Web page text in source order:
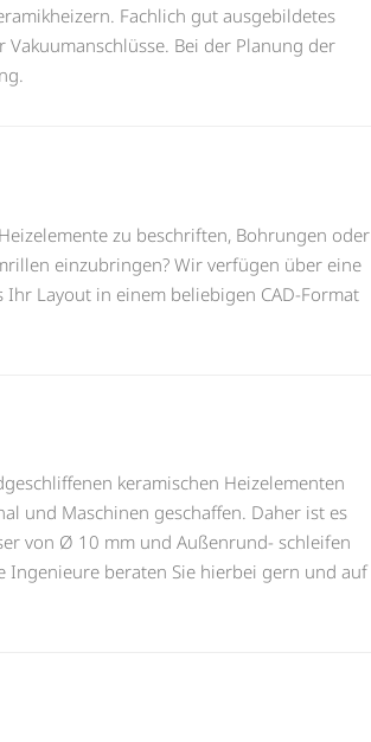
Fachlich gut ausgebildetes
Bei der Planung der
zu beschriften, Bohrungen oder
einzubringen? Wir verfügen über eine
Layout in einem beliebigen CAD-Format
keramischen Heizelementen
und Maschinen geschaffen. Daher ist es
von Ø 10 mm und Außenrund- schleifen
beraten Sie hierbei gern und auf